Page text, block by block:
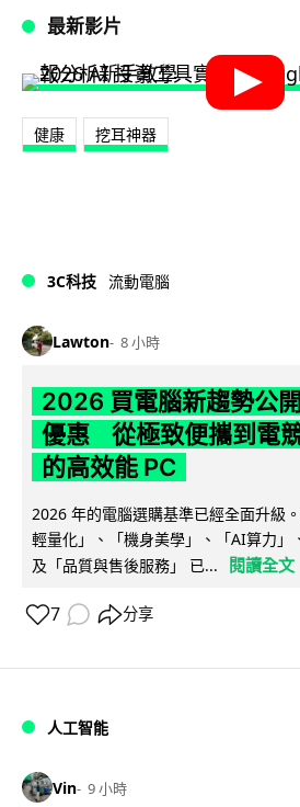
最新影片
健康 挖耳神器
3C科技 流動電腦
Lawton 8 小時
2026 買電腦新趨勢公
優惠 從極致便攜到電
的高效能 PC
2026 年的電腦選購基準已經全面升級
輕量化」、「機身美學」、「AI算力」
及「品質與售後服務」 已...
閱讀全文
7 分享
人工智能
Vin 9 小時